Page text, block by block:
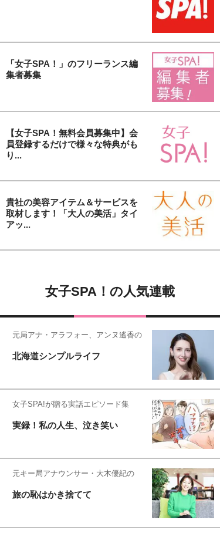
「女子SPA！」のフリーランス編
集者募集
【女子SPA！無料会員募集中】会
員登録するだけで様々な特典がも
り...
貴社の美容アイテム＆サービスを
取材します！「大人の美活」タイ
アッ...
女子SPA！の人気連載
元局アナ・アラフォー、アンヌ遙香の
北海道シンプルライフ
女子SPA!が贈る実話エピソード集
実録！私の人生、泣き笑い
元キー局アナウンサー・大木優紀の
旅の恥はかき捨てて